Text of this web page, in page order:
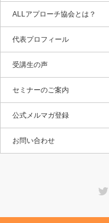
ALLアプローチ協会とは？
代表プロフィール
受講生の声
セミナーのご案内
公式メルマガ登録
お問い合わせ
RSS